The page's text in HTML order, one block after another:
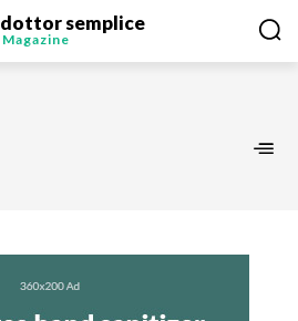
dottor semplice
Magazine